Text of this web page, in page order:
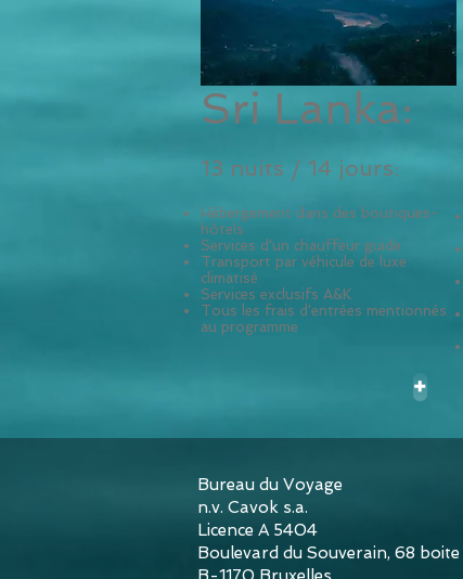
Sri Lanka:
13 nuits / 14 jours:
Hébergement dans des boutiques-
hôtels
Services d'un chauffeur guide
Transport par véhicule de luxe
climatisé
Services exclusifs A&K
Tous les frais d'entrées mentionnés
au programme
+
Bureau du Voyage
n.v. Cavok s.a.
Licence A 5404
Boulevard du Souverain, 68 boite